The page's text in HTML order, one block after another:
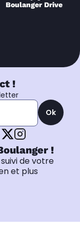
Boulanger Drive
!
Ok
!
de votre
et plus